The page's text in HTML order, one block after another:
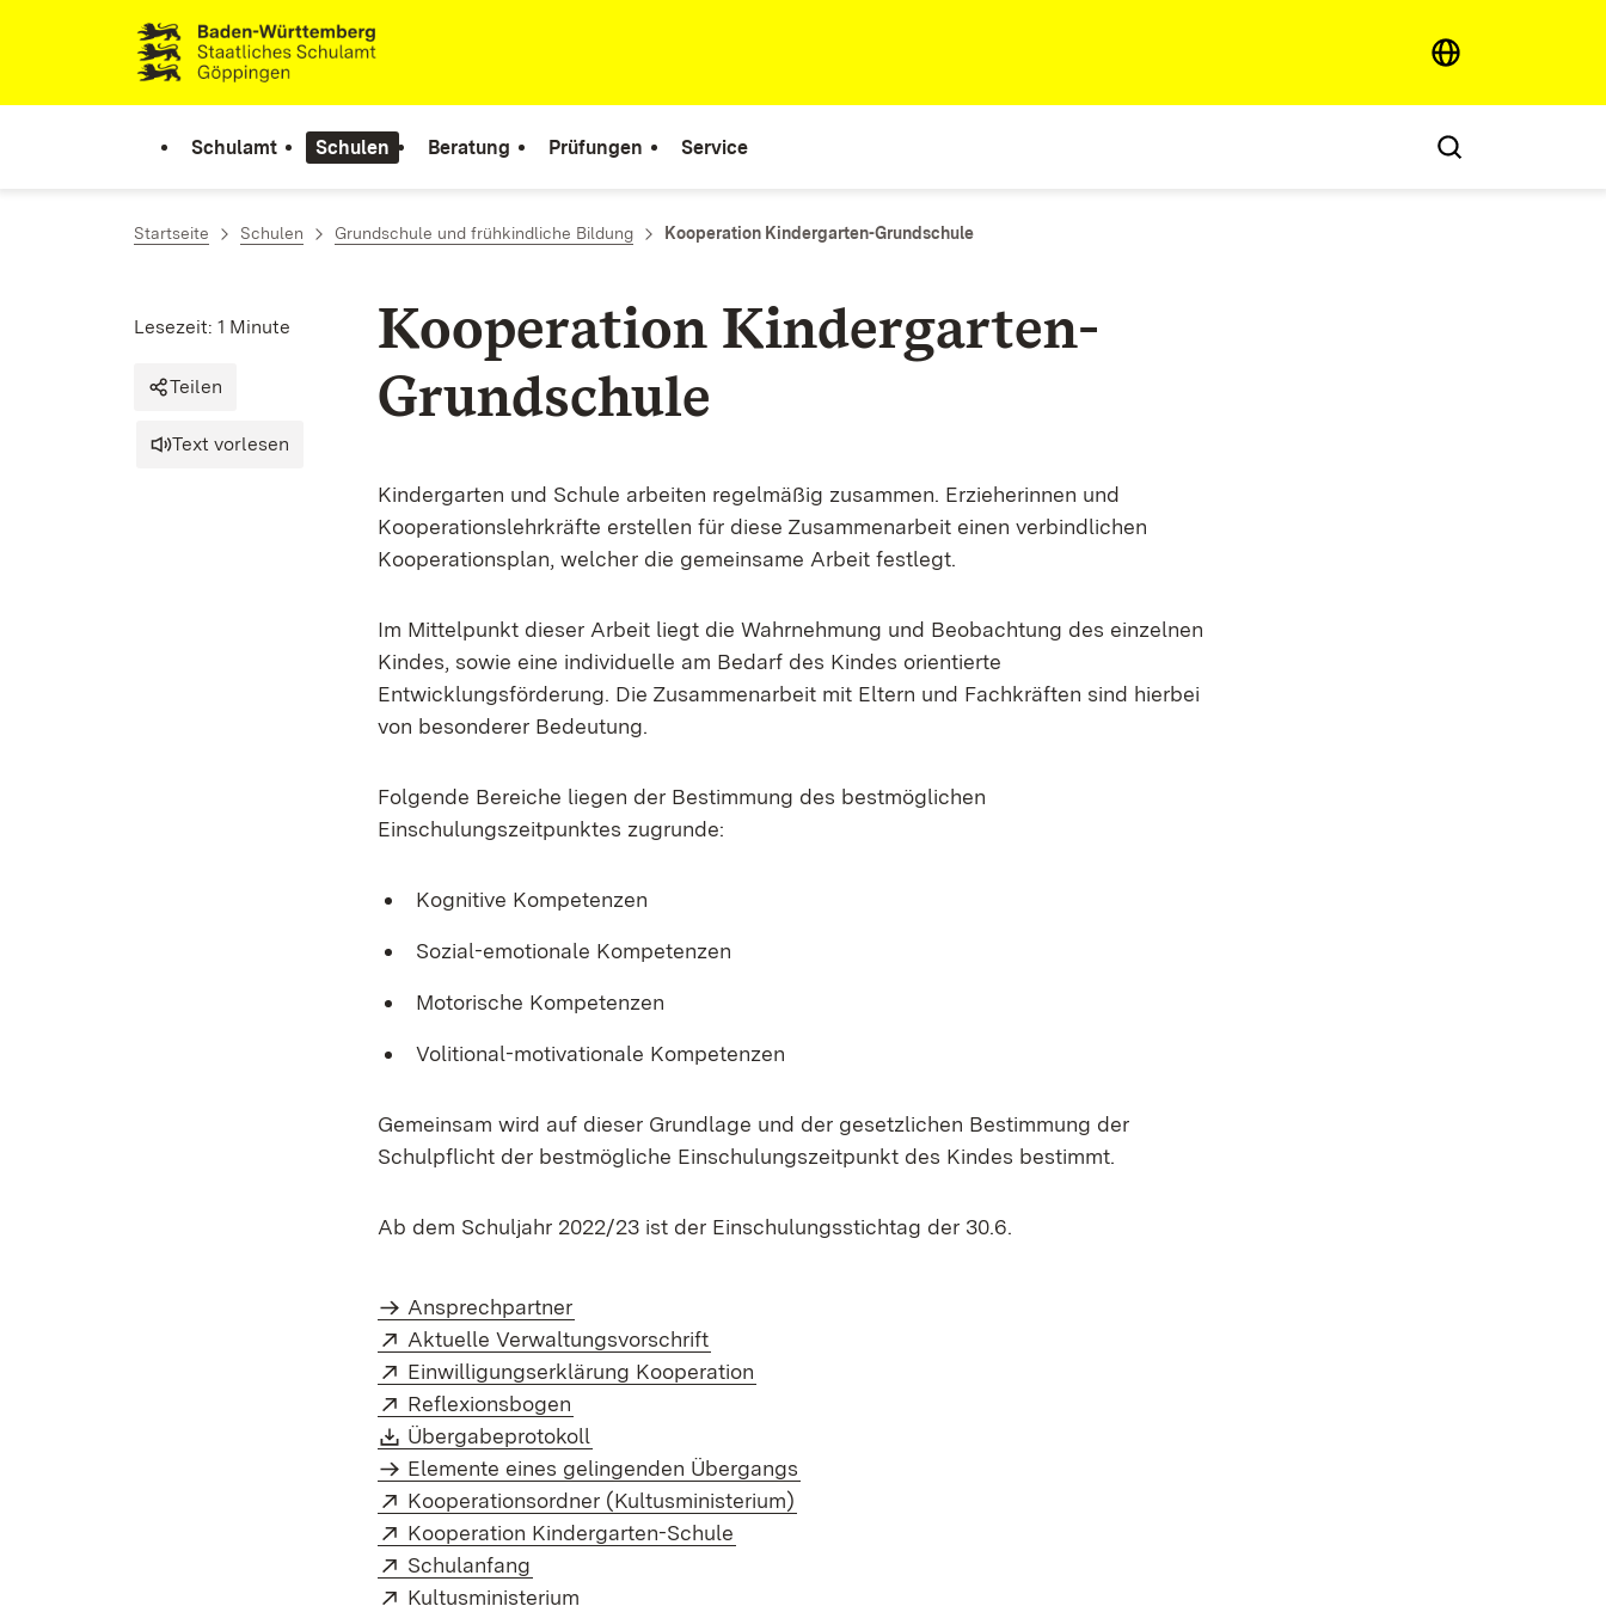
Zum Inhalt springen
Link zur Startseite
Schulamt Schulen Beratung Prüfungen Service
Startseite Schulen Grundschule und frühkindliche Bildung Kooperation Kindergarten-Grundschule
Kooperation Kindergarten-
Grundschule
Lesezeit: 1 Minute
Teilen
Text vorlesen
Kindergarten und Schule arbeiten regelmäßig zusammen. Erzieherinnen und
Kooperationslehrkräfte erstellen für diese Zusammenarbeit einen verbindlichen
Kooperationsplan, welcher die gemeinsame Arbeit festlegt.
Im Mittelpunkt dieser Arbeit liegt die Wahrnehmung und Beobachtung des einzelnen
Kindes, sowie eine individuelle am Bedarf des Kindes orientierte
Entwicklungsförderung. Die Zusammenarbeit mit Eltern und Fachkräften sind hierbei
von besonderer Bedeutung.
Folgende Bereiche liegen der Bestimmung des bestmöglichen
Einschulungszeitpunktes zugrunde:
Kognitive Kompetenzen
Sozial-emotionale Kompetenzen
Motorische Kompetenzen
Volitional-motivationale Kompetenzen
Gemeinsam wird auf dieser Grundlage und der gesetzlichen Bestimmung der
Schulpflicht der bestmögliche Einschulungszeitpunkt des Kindes bestimmt.
Ab dem Schuljahr 2022/23 ist der Einschulungsstichtag der 30.6.
Ansprechpartner
Extern:
Aktuelle Verwaltungsvorschrift
Extern:
Einwilligungserklärung Kooperation
Extern:
Reflexionsbogen
Download:
Übergabeprotokoll
Elemente eines gelingenden Übergangs
Extern:
Kooperationsordner (Kultusministerium)
Extern:
Kooperation Kindergarten-Schule
Extern:
Schulanfang
Extern:
Kultusministerium